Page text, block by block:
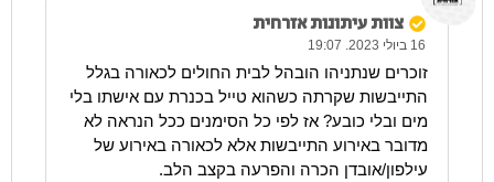
צוות עיתונות אזרחית
16 ביולי 2023. 19:07
זוכרים שנתניהו הובהל לבית החולים לכאורה בגלל
התייבשות שקרתה כשהוא טייל בכנרת עם אישתו בלי
מים ובלי כובע? אז לפי כל הסימנים ככל הנראה לא
מדובר באירוע התייבשות אלא לכאורה באירוע של
עילפון/אובדן הכרה והפרעה בקצב הלב.